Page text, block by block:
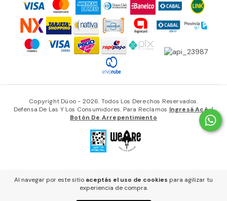
Al navegar por este sitio aceptás el uso de cookies para agilizar tu
experiencia de compra.
Copyright Düoo - 2026. Todos Los Derechos Reservados.
Defensa De Las Y Los Consumidores. Para Reclamos Ingresá Acá. /
Botón De Arrepentimiento